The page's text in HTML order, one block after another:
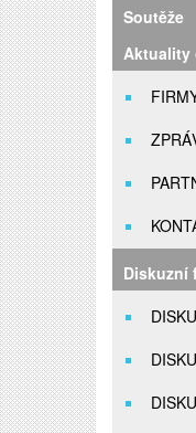
Soutěže
Aktuality
Diskuzní